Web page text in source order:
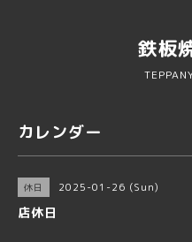
鉄板
カレンダー
休日 2025-01-26 (Sun)
店休日